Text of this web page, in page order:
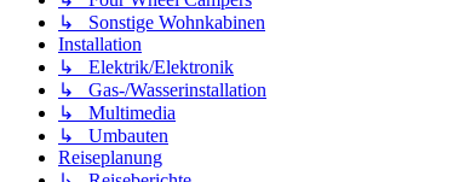
↳ Sonstige Wohnkabinen
Installation
↳ Elektrik/Elektronik
↳ Gas-/Wasserinstallation
↳ Multimedia
↳ Umbauten
Reiseplanung